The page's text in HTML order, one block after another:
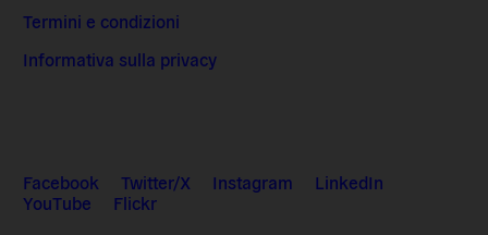
Termini e condizioni
Informativa sulla privacy
Facebook Twitter/X Instagram
LinkedIn
YouTube
Flickr